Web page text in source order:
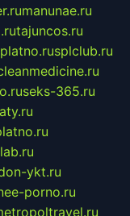
manunae.ru
tajuncos.ru
splclub.ru
seks-365.ru
ykt.ru
porno.ru